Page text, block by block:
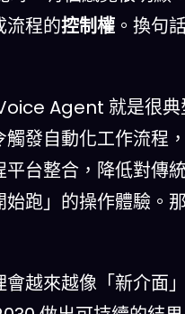
流程的控制權。換句
Agent 就是很典
發自動化工作流程
台整合，降低對傳
跑」的操作體驗。
會越來越像「新介